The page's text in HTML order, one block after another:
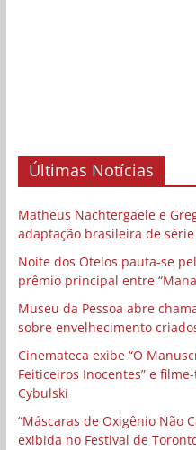
Últimas Notícias
Matheus Nachtergaele e
adaptação brasileira de
Noite dos Otelos pauta-se
prêmio principal entre
Museu da Pessoa abre
sobre envelhecimento
Cinemateca exibe “O
Feiticeiros Inocentes” e
Cybulski
“Máscaras de Oxigênio Não
exibida no Festival de